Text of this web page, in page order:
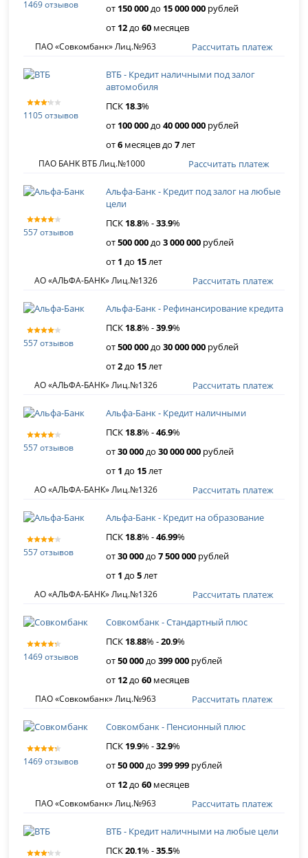
1469 отзывов от 150 000до 15 000 000 рублей
от 12до60 месяцев
ПАО «Совкомбанк» Лиц.№963 Рассчитать платеж
1105 отзывов
ВТБ - Кредит наличными под залог
автомобиля
ПСК 18.3%
от 100 000до40 000 000 рублей
от6 месяцев до7лет
ПАО БАНК ВТБ Лиц.№1000 Рассчитать платеж
557 отзывов
Альфа-Банк - Кредит под залог на любые
цели
ПСК 18.8% -33.9%
от500 000до3 000 000 рублей
от 1 до 15лет
АО «АЛЬФА-БАНК» Лиц.№1326 Рассчитать платеж
557 отзывов
Альфа-Банк - Рефинансирование кредита
ПСК 18.8% -39.9%
от500 000до30 000 000 рублей
от2до 15лет
АО «АЛЬФА-БАНК» Лиц.№1326 Рассчитать платеж
557 отзывов
Альфа-Банк - Кредит наличными
ПСК 18.8% -46.9%
от30 000до30 000 000 рублей
от 1 до 15лет
АО «АЛЬФА-БАНК» Лиц.№1326 Рассчитать платеж
557 отзывов
Альфа-Банк - Кредит на образование
ПСК 18.8% -46.99%
от30 000до7 500 000 рублей
от 1 до5лет
АО «АЛЬФА-БАНК» Лиц.№1326 Рассчитать платеж
1469 отзывов
Совкомбанк - Стандартный плюс
ПСК 18.88% -20.9%
от50 000до399 000 рублей
от 12до60 месяцев
ПАО «Совкомбанк» Лиц.№963 Рассчитать платеж
1469 отзывов
Совкомбанк - Пенсионный плюс
ПСК 19.9% -32.9%
от50 000до399 999 рублей
от 12до60 месяцев
ПАО «Совкомбанк» Лиц.№963 Рассчитать платеж
ВТБ - Кредит наличными на любые цели
ПСК20.1% -35.5%